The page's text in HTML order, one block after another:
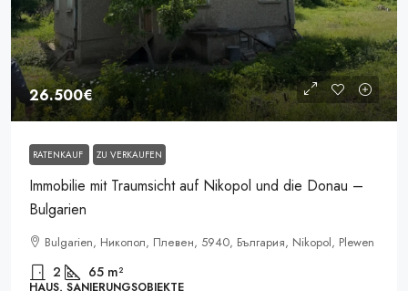
26.500€
RATENKAUF ZU VERKAUFEN
Immobilie mit Traumsicht auf Nikopol und die Donau –
Bulgarien
Bulgarien, Никопол, Плевен, 5940, България, Nikopol, Plewen
2 65 m²
HAUS, SANIERUNGSOBJEKTE